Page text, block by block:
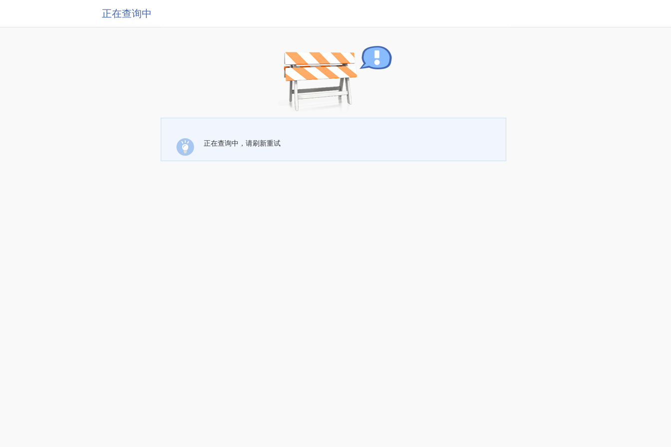
正在查询中
正在查询中，请刷新重试